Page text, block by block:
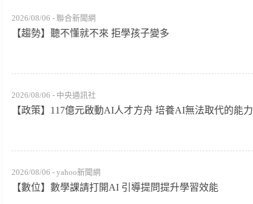
2026/08/06 - 聯合新聞網
【趨勢】聽不懂就不來 拒學孩子變多
2026/08/06 - 中央通訊社
【政策】117億元啟動AI人才方舟 培養AI無法取代的能力
2026/08/06 - yahoo新聞網
【數位】數學課請打開AI 引導提問提升學習效能